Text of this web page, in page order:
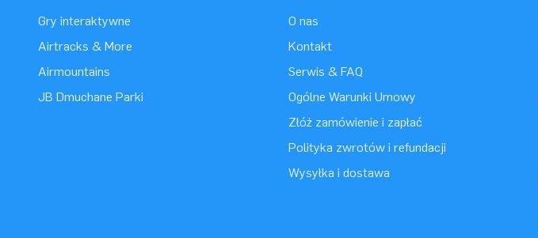
Gry interaktywne
Airtracks & More
Airmountains
JB Dmuchane Parki
O nas
Kontakt
Serwis & FAQ
Ogólne Warunki Umowy
Złóż zamówienie i zapłać
Polityka zwrotów i refundacji
Wysyłka i dostawa